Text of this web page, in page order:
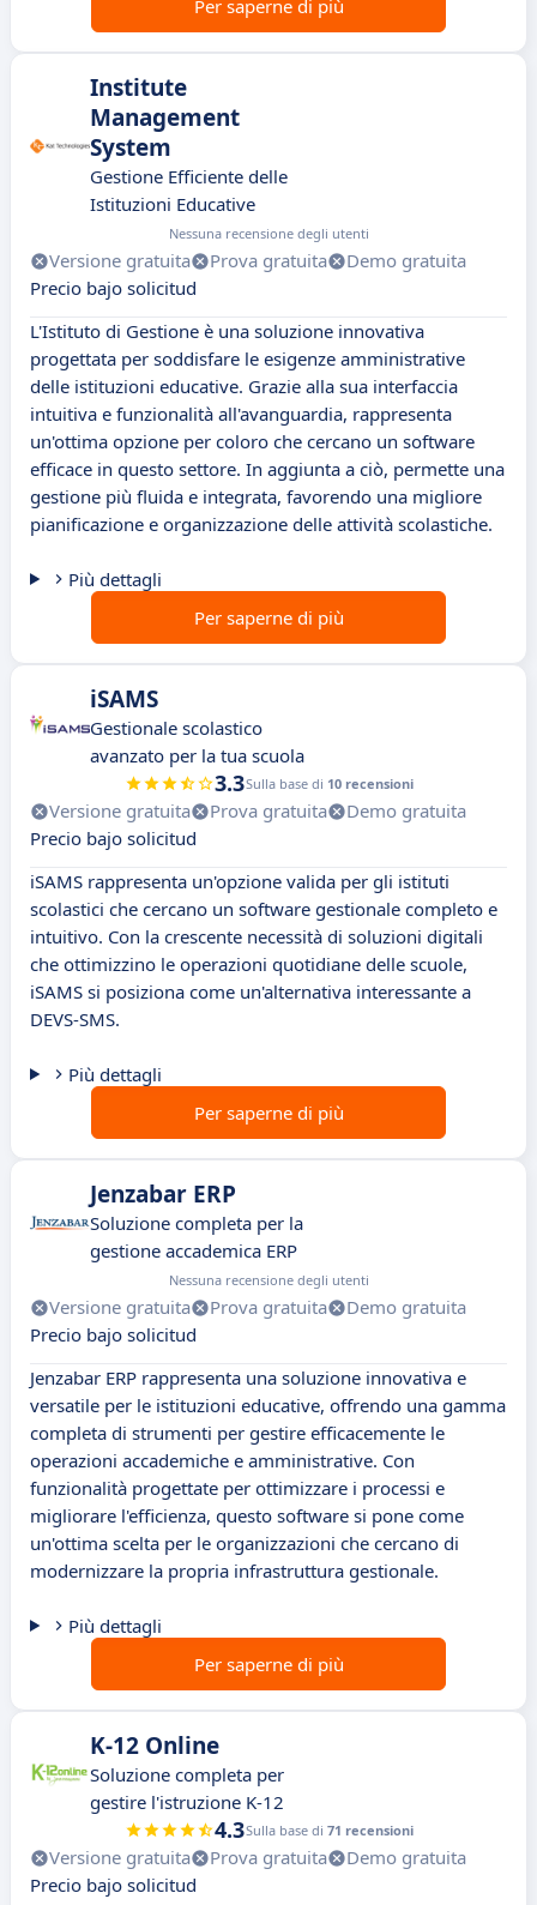
Per saperne di più
Institute
Management
System
Gestione Efficiente delle
Istituzioni Educative
Nessuna recensione degli utenti
Versione gratuita Prova gratuita
Demo gratuita
Precio bajo solicitud
L'Istituto di Gestione è una soluzione innovativa
progettata per soddisfare le esigenze amministrative
delle istituzioni educative. Grazie alla sua interfaccia
intuitiva e funzionalità all'avanguardia, rappresenta
un'ottima opzione per coloro che cercano un software
efficace in questo settore. In aggiunta a ciò, permette una
gestione più fluida e integrata, favorendo una migliore
pianificazione e organizzazione delle attività scolastiche.
Più dettagli
Per saperne di più
iSAMS
Gestionale scolastico
avanzato per la tua scuola
3.3Sulla base di 10 recensioni
Versione gratuita Prova gratuita
Demo gratuita
Precio bajo solicitud
iSAMS rappresenta un'opzione valida per gli istituti
scolastici che cercano un software gestionale completo e
intuitivo. Con la crescente necessità di soluzioni digitali
che ottimizzino le operazioni quotidiane delle scuole,
iSAMS si posiziona come un'alternativa interessante a
DEVS-SMS.
Più dettagli
Per saperne di più
Jenzabar ERP
Soluzione completa per la
gestione accademica ERP
Nessuna recensione degli utenti
Versione gratuita Prova gratuita
Demo gratuita
Precio bajo solicitud
Jenzabar ERP rappresenta una soluzione innovativa e
versatile per le istituzioni educative, offrendo una gamma
completa di strumenti per gestire efficacemente le
operazioni accademiche e amministrative. Con
funzionalità progettate per ottimizzare i processi e
migliorare l'efficienza, questo software si pone come
un'ottima scelta per le organizzazioni che cercano di
modernizzare la propria infrastruttura gestionale.
Più dettagli
Per saperne di più
K-12 Online
Soluzione completa per
gestire l'istruzione K-12
4.3Sulla base di 71 recensioni
Versione gratuita Prova gratuita
Demo gratuita
Precio bajo solicitud